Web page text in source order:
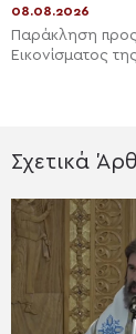
08.08.2026
Παράκληση
Εικονίσματος
Σχετικά